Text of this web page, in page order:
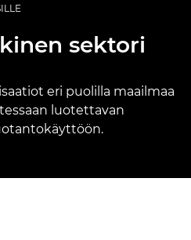
sektori
eri puolilla maailmaa
luotettavan